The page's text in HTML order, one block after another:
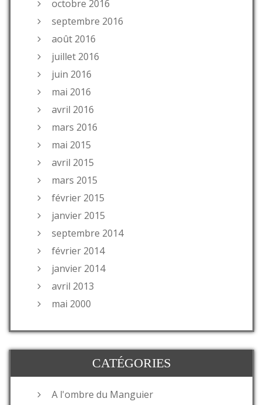
octobre 2016
septembre 2016
août 2016
juillet 2016
juin 2016
mai 2016
avril 2016
mars 2016
mai 2015
avril 2015
mars 2015
février 2015
janvier 2015
septembre 2014
février 2014
janvier 2014
avril 2013
mai 2000
CATÉGORIES
A l'ombre du Manguier